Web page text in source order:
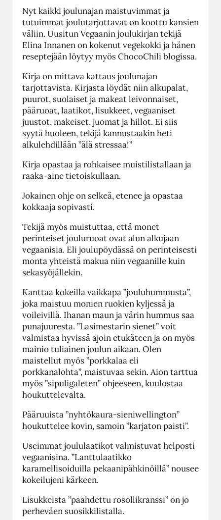
Nyt kaikki joulunajan maistuvimmat ja
tutuimmat joulutarjottavat on koottu kansien
väliin. Uusitun Vegaanin joulukirjan tekijä
Elina Innanen on kokenut vegekokki ja hänen
reseptejään löytyy myös ChocoChili blogissa.
Kirja on mittava kattaus joulunajan
tarjottavista. Kirjasta löydät niin alkupalat,
puurot, suolaiset ja makeat leivonnaiset,
pääruoat, laatikot, lisukkeet, vegaaniset
juustot, makeiset, juomat ja hillot. Ei siis
syytä huoleen, tekijä kannustaakin heti
alkulehdillään ”älä stressaa!”
Kirja opastaa ja rohkaisee muistilistallaan ja
raaka-aine tietoiskullaan.
Jokainen ohje on selkeä, etenee ja opastaa
kokkaaja sopivasti.
Tekijä myös muistuttaa, että monet
perinteiset jouluruoat ovat alun alkujaan
vegaanisia. Eli joulupöydässä on perinteisesti
monta yhteistä makua niin vegaanille kuin
sekasyöjällekin.
Kanttaa kokeilla vaikkapa ”jouluhummusta”,
joka maistuu monien ruokien kyljessä ja
voileivillä. Ihanan maun ja värin hummus saa
punajuuresta. ”Lasimestarin sienet” voit
valmistaa hyvissä ajoin etukäteen ja on myös
mainio tuliainen joulun aikaan. Olen
maistellut myös ”porkkalaa eli
porkkanalohta”, maistuvaa sekin. Aion tarttua
myös ”sipuligaleten” ohjeeseen, kuulostaa
houkuttelevalta.
Pääruuista ”nyhtökaura-sieniwellington”
houkuttelee kovin, samoin ”karjaton paisti”.
Useimmat joululaatikot valmistuvat helposti
vegaanisina. ”Lanttulaatikko
karamellisoiduilla pekaanipähkinöillä” nousee
kokeilujeni kärkeen.
Lisukkeista ”paahdettu rosollikranssi” on jo
perheväen suosikkilistalla.